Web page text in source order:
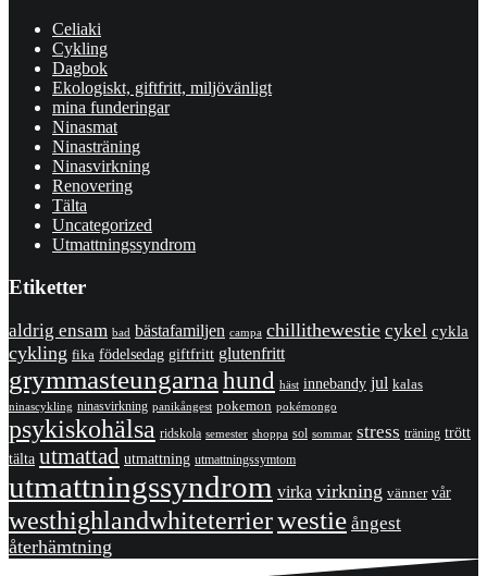
Celiaki
Cykling
Dagbok
Ekologiskt, giftfritt, miljövänligt
mina funderingar
Ninasmat
Ninasträning
Ninasvirkning
Renovering
Tälta
Uncategorized
Utmattningssyndrom
Etiketter
aldrig ensam bad bästafamiljen campa chillithewestie cykel cykla
cykling fika födelsedag giftfritt glutenfritt
grymmasteungarna hund häst innebandy jul kalas
ninascykling ninasvirkning panikångest pokemon pokémongo
psykiskohälsa ridskola semester shoppa sol sommar stress träning trött
tälta utmattad utmattning utmattningssymtom
utmattningssyndrom virka virkning vänner vår
westhighlandwhiteterrierwestie ångest
återhämtning